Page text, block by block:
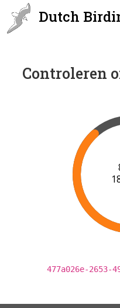
Dutch
Controleren
477a026e-2653-